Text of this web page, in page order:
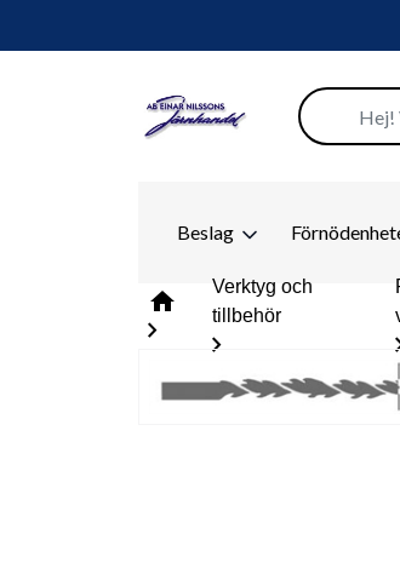
Beslag
home
chevron_right
Verktyg och
tillbehör
chevron_right